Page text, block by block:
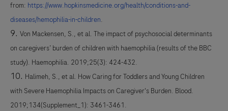
from: https://www.hopkinsmedicine.org/health/conditions-and-
diseases/hemophilia-in-children.
Von Mackensen, S., et al. The impact of psychosocial determinants
on caregivers’ burden of children with haemophilia (results of the BBC
study). Haemophilia. 2019;25(3): 424-432.
Halimeh, S., et al. How Caring for Toddlers and Young Children
with Severe Haemophilia Impacts on Caregiver's Burden. Blood.
2019;134(Supplement_1): 3461-3461.